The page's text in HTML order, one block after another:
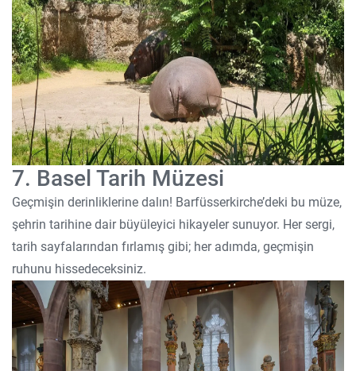
7. Basel Tarih Müzesi
Geçmişin derinliklerine dalın! Barfüsserkirche’deki bu müze,
şehrin tarihine dair büyüleyici hikayeler sunuyor. Her sergi,
tarih sayfalarından fırlamış gibi; her adımda, geçmişin
ruhunu hissedeceksiniz.